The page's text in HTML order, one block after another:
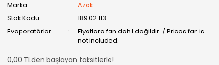
Marka
Azak
Stok Kodu
189.02.113
Evaporatörler
Fiyatlara fan dahil değildir. / Prices fan is
not included.
0,00 TLden başlayan taksitlerle!